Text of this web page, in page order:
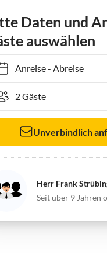
Daten und
auswählen
Anreise- Abreise
Unverbindlich
Herr Frank
Seit über 9 Jahren